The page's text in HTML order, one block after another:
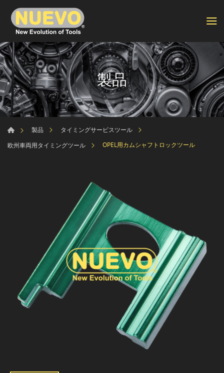
製品
製品
タイミングサービスツール
欧州車両用タイミングツール
OPEL用カムシャフトロックツール